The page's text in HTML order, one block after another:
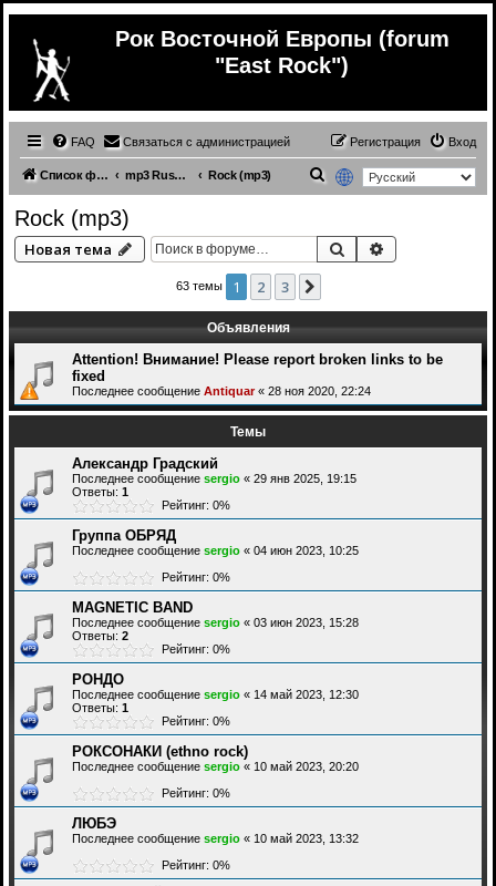
Рок Восточной Европы (forum
"East Rock")
FAQ Связаться с администрацией Вход
Регистрация
Список форумов mp3 Russian (& ex.USSR) music Rock (mp3)
с
Rock (mp3)
Новая тема Поиск
63 темы 1 2 3
Объявления
Attention! Внимание! Please report broken links to be
fixed
Последнее сообщение Antiquar« 28 ноя 2020, 22:24
Темы
Александр Градский
Последнее сообщение sergio « 29 янв 2025, 19:15
Ответы: 1
Рейтинг: 0%
Группа ОБРЯД
Последнее сообщение sergio « 04 июн 2023, 10:25
Рейтинг: 0%
MAGNETIC BAND
Последнее сообщение sergio « 03 июн 2023, 15:28
Ответы: 2
Рейтинг: 0%
РОНДО
Последнее сообщение sergio « 14 май 2023, 12:30
Ответы: 1
Рейтинг: 0%
РОКСОНАКИ (ethno rock)
Последнее сообщение sergio « 10 май 2023, 20:20
Рейтинг: 0%
ЛЮБЭ
Последнее сообщение sergio « 10 май 2023, 13:32
Рейтинг: 0%